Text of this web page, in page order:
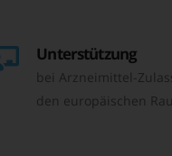
Unterstützung
bei Arzneimittel-
den europäischen